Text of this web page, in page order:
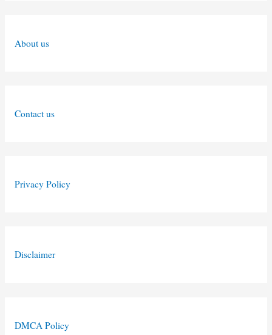
About us
Contact us
Privacy Policy
Disclaimer
DMCA Policy